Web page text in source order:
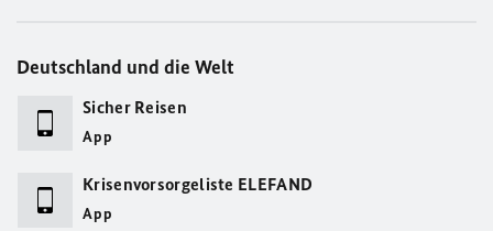
Deutschland und die Welt
Sicher Reisen
App
Krisenvorsorgeliste ELEFAND
App